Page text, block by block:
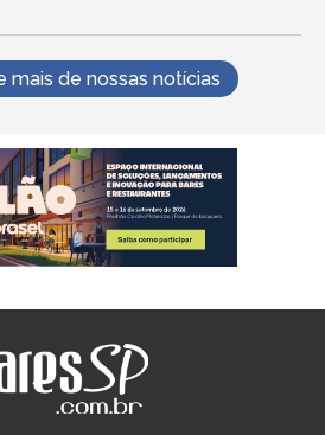
mais de nossas notícias